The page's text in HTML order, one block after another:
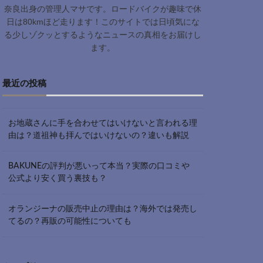
奈良出身の管理人マサです。ロードバイクが趣味で休
日は80kmほど走ります！このサイトでは日頃気にな
る少しゾクッとするようなニュースの真相をお届けし
ます。
最近の投稿
お地蔵さんに手を合わせてはいけないと言われる理
由は？道祖神も拝んではいけないの？違いも解説
BAKUNEの評判が悪いって本当？実際の口コミや
公式より安く買う裏技も？
オランジーナの販売中止の理由は？海外では発売し
てるの？再販の可能性についても